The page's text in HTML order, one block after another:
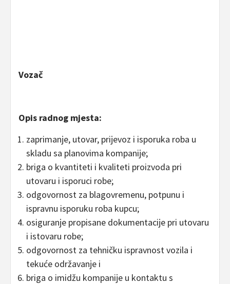
Vozač
Opis radnog mjesta:
zaprimanje, utovar, prijevoz i isporuka roba u
skladu sa planovima kompanije;
briga o kvantiteti i kvaliteti proizvoda pri
utovaru i isporuci robe;
odgovornost za blagovremenu, potpunu i
ispravnu isporuku roba kupcu;
osiguranje propisane dokumentacije pri utovaru
i istovaru robe;
odgovornost za tehničku ispravnost vozila i
tekuće održavanje i
briga o imidžu kompanije u kontaktu s